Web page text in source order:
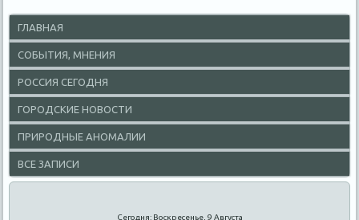
ГЛАВНАЯ
СОБЫТИЯ, МНЕНИЯ
РОССИЯ СЕГОДНЯ
ГОРОДСКИЕ НОВОСТИ
ПРИРОДНЫЕ АНОМАЛИИ
ВСЕ ЗАПИСИ
Сегодня: Воскресенье, 9 Августа